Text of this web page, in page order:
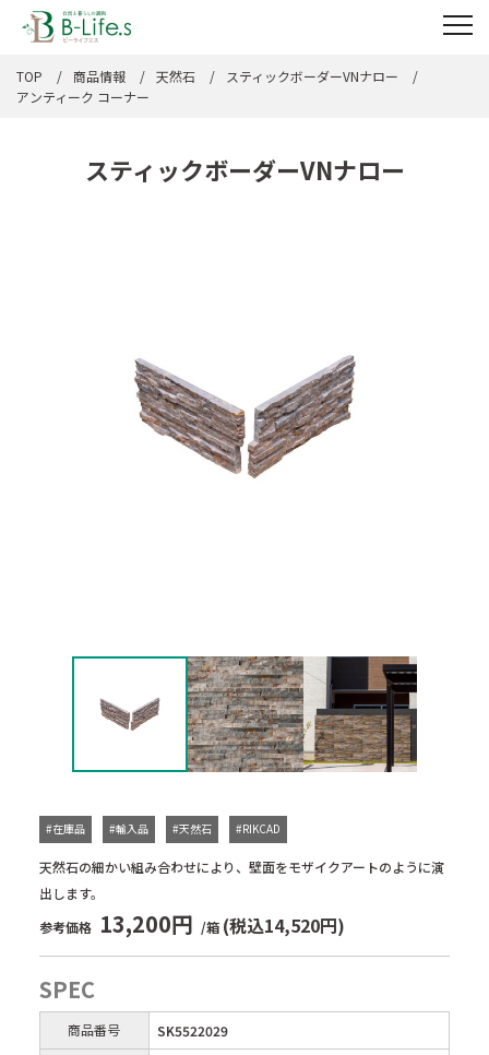
TOP 商品情報 天然石
スティックボーダーVNナロー
アンティーク コーナー
スティックボーダーVNナロー
天然石の細かい組み合わせにより、壁面をモザイクアートのように演
出します。
#在庫品 #輸入品 #天然石 #RIKCAD
参考価格 13,200円 /箱 (税込14,520円)
SPEC
商品番号
SK5522029